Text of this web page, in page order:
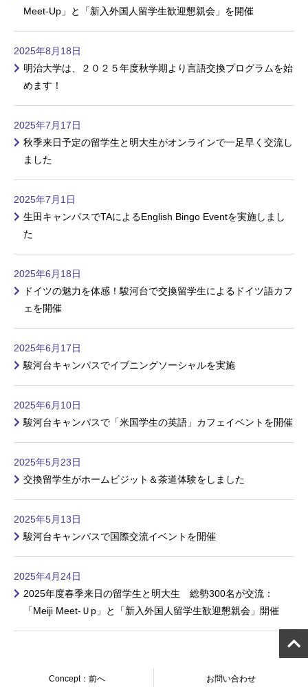
Meet-Up」と「新入外国人留学生歓迎懇親会」を開催
2025年8月18日
明治大学は、２０２５年度秋学期より言語交換プログラムを始
めます！
2025年7月17日
秋季来日予定の留学生と明大生がオンラインで一足早く交流し
ました
2025年7月1日
生田キャンパスでTAによるEnglish Bingo Eventを実施しまし
た
2025年6月18日
ドイツの魅力を体感！駿河台で交換留学生によるドイツ語カフ
ェを開催
2025年6月17日
駿河台キャンパスでイブニングソーシャルを実施
2025年6月10日
駿河台キャンパスで「米国学生の英語」カフェイベントを開催
2025年5月23日
交換留学生がホームビジット＆茶道体験をしました
2025年5月13日
駿河台キャンパスで国際交流イベントを開催
2025年4月24日
2025年度春季来日の留学生と明大生 総勢300名が交流：
「Meiji Meet-Ｕp」と「新入外国人留学生歓迎懇親会」開催
Concept：前へ お問い合わせ